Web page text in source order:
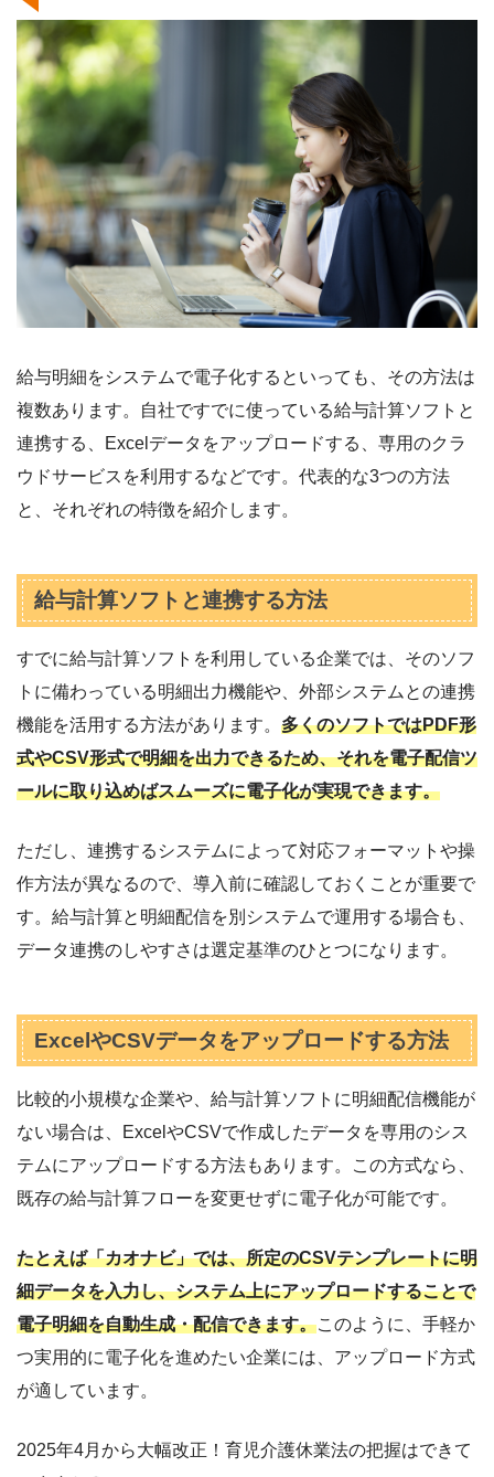
給与明細をシステムで電子化するといっても、その方法は
複数あります。自社ですでに使っている給与計算ソフトと
連携する、Excelデータをアップロードする、専用のクラ
ウドサービスを利用するなどです。代表的な3つの方法
と、それぞれの特徴を紹介します。
給与計算ソフトと連携する方法
すでに給与計算ソフトを利用している企業では、そのソフ
トに備わっている明細出力機能や、外部システムとの連携
機能を活用する方法があります。 多くのソフトではPDF形
式やCSV形式で明細を出力できるため、それを電子配信ツ
ールに取り込めばスムーズに電子化が実現できます。
ただし、連携するシステムによって対応フォーマットや操
作方法が異なるので、導入前に確認しておくことが重要で
す。給与計算と明細配信を別システムで運用する場合も、
データ連携のしやすさは選定基準のひとつになります。
ExcelやCSVデータをアップロードする方法
比較的小規模な企業や、給与計算ソフトに明細配信機能が
ない場合は、ExcelやCSVで作成したデータを専用のシス
テムにアップロードする方法もあります。この方式なら、
既存の給与計算フローを変更せずに電子化が可能です。
たとえば「カオナビ」では、所定のCSVテンプレートに明
細データを入力し、システム上にアップロードすることで
電子明細を自動生成・配信できます。このように、手軽か
つ実用的に電子化を進めたい企業には、アップロード方式
が適しています。
2025年4月から大幅改正！育児介護休業法の把握はできて